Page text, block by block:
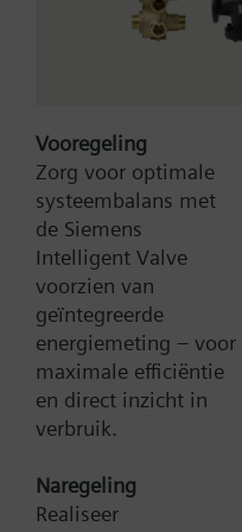
Type:
Artikel-Nr.:
Documenten
Vooregeling
Zorg voor optimale
systeembalans met
de Siemens
Intelligent Valve
voorzien van
geïntegreerde
energiemeting – voor
maximale efficiëntie
en direct inzicht in
verbruik.
Naregeling
Realiseer
Contact